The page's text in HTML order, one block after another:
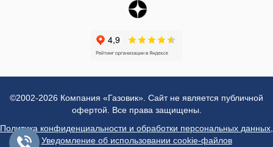
©2002-2026 Компания «Газовик». Сайт не является публичной
офертой. Все права защищены.
Политика конфиденциальности и обработки персональных данных
Уведомление об использовании cookie-файлов